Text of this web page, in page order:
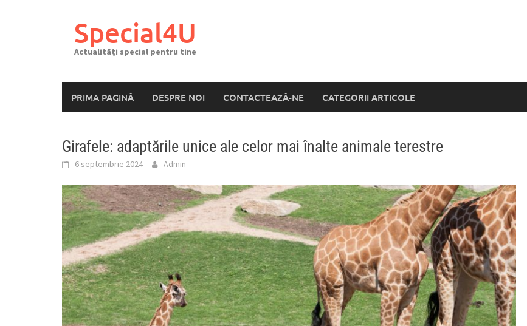
Special4U
Actualități special pentru tine
PRIMA PAGINĂ DESPRE NOI CONTACTEAZĂ-NE CATEGORII ARTICOLE
Girafele: adaptările unice ale celor mai înalte animale terestre
6 septembrie 2024 Admin